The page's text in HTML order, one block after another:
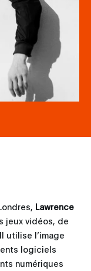
Lawrence
jeux vidéos, de
utilise l’image
logiciels
numériques